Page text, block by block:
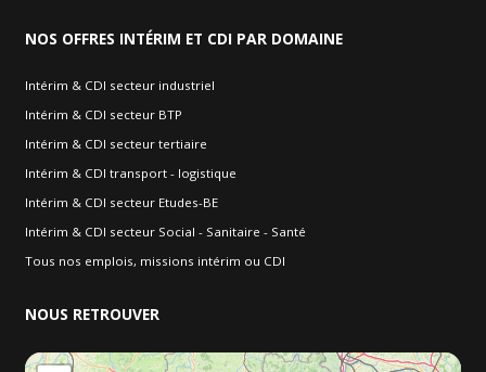
NOS OFFRES INTÉRIM ET CDI PAR DOMAINE
Intérim & CDI secteur industriel
Intérim & CDI secteur BTP
Intérim & CDI secteur tertiaire
Intérim & CDI transport - logistique
Intérim & CDI secteur Etudes-BE
Intérim & CDI secteur Social - Sanitaire - Santé
Tous nos emplois, missions intérim ou CDI
NOUS RETROUVER